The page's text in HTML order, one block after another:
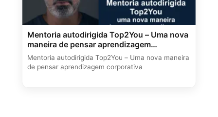
Mentoria autodirigida Top2You – Uma nova
maneira de pensar aprendizagem
corporativa
Mentoria autodirigida Top2You – Uma nova maneira
de pensar aprendizagem corporativa